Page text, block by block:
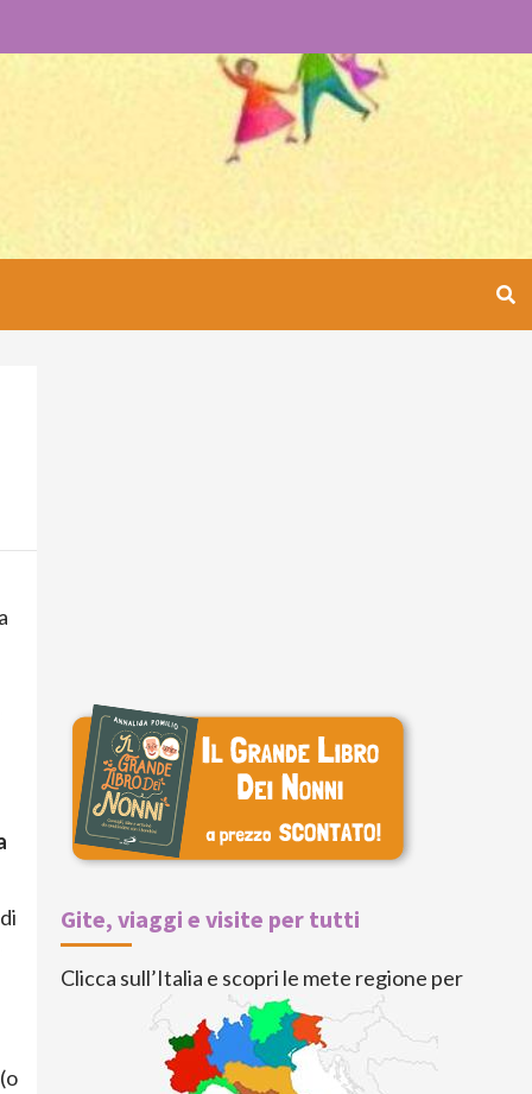
Gite, viaggi e visite per tutti
Clicca sull’Italia e scopri le mete regione per